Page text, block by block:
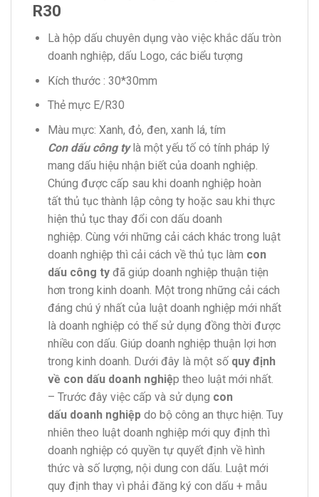
R30
Là hộp dấu chuyên dụng vào việc khắc dấu tròn
doanh nghiệp, dấu Logo, các biểu tượng
Kích thước : 30*30mm
Thẻ mực E/R30
Màu mực: Xanh, đỏ, đen, xanh lá, tím
Con dấu công tylà một yếu tố có tính pháp lý
mang dấu hiệu nhận biết của doanh nghiệp.
Chúng được cấp sau khi doanh nghiệp hoàn
tất thủ tục thành lập công ty hoặc sau khi thực
hiện thủ tục thay đổi con dấu doanh
nghiệp. Cùng với những cải cách khác trong luật
doanh nghiệp thì cải cách về thủ tục làm con
dấu công tyđã giúp doanh nghiệp thuận tiện
hơn trong kinh doanh. Một trong những cải cách
đáng chú ý nhất của luật doanh nghiệp mới nhất
là doanh nghiệp có thể sử dụng đồng thời được
nhiều con dấu. Giúp doanh nghiệp thuận lợi hơn
trong kinh doanh. Dưới đây là một số quy định
về con dấu doanh nghiệp theo luật mới nhất.
– Trước đây việc cấp và sử dụng con
dấu doanh nghiệpdo bộ công an thực hiện. Tuy
nhiên theo luật doanh nghiệp mới quy định thì
doanh nghiệp có quyền tự quyết định về hình
thức và số lượng, nội dung con dấu. Luật mới
quy định thay vì phải đăng ký con dấu + mẫu